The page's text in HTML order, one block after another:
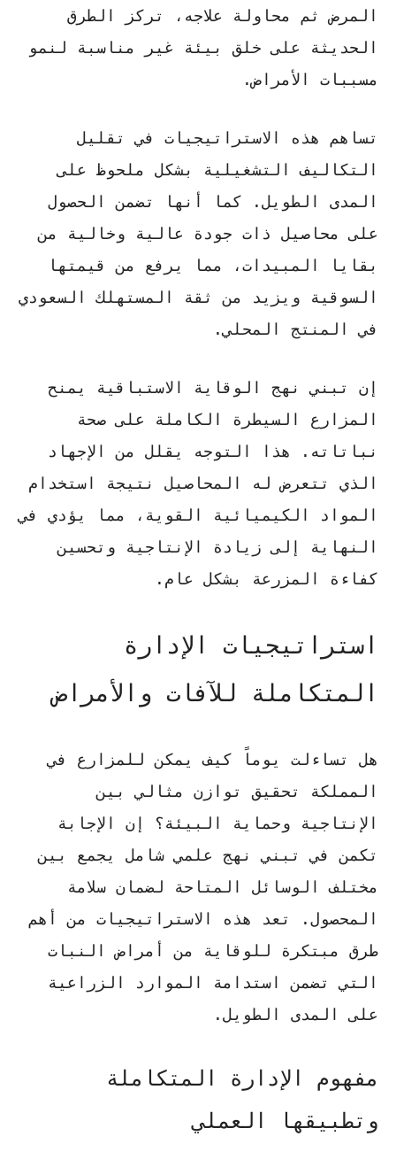
المرض ثم محاولة علاجه، تركز الطرق
الحديثة على خلق بيئة غير مناسبة لنمو
مسببات الأمراض.
تساهم هذه الاستراتيجيات في تقليل
التكاليف التشغيلية بشكل ملحوظ على
المدى الطويل. كما أنها تضمن الحصول
على محاصيل ذات جودة عالية وخالية من
بقايا المبيدات، مما يرفع من قيمتها
السوقية ويزيد من ثقة المستهلك السعودي
في المنتج المحلي.
إن تبني نهج الوقاية الاستباقية يمنح
المزارع
السيطرة الكاملة على صحة
نباتاته. هذا التوجه يقلل من الإجهاد
الذي تتعرض له المحاصيل نتيجة استخدام
المواد الكيميائية القوية، مما يؤدي في
النهاية إلى زيادة الإنتاجية وتحسين
كفاءة المزرعة بشكل عام.
استراتيجيات الإدارة
المتكاملة للآفات والأمراض
هل تساءلت يوماً كيف يمكن للمزارع في
المملكة تحقيق توازن مثالي بين
الإنتاجية وحماية البيئة؟ إن الإجابة
تكمن في تبني نهج علمي شامل يجمع بين
مختلف الوسائل المتاحة لضمان سلامة
المحصول. تعد هذه الاستراتيجيات من أهم
طرق مبتكرة للوقاية من أمراض النبات
التي تضمن استدامة الموارد الزراعية
على المدى الطويل.
مفهوم الإدارة المتكاملة
وتطبيقها العملي